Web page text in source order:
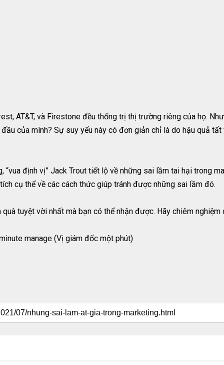
AT&T, và Firestone đều thống trị thị trường riêng của họ.
của mình? Sự suy yếu này có đơn giản chỉ là do hậu quả
“vua định vị” Jack Trout tiết lộ về những sai lầm tai hại trong
cụ thể về các cách thức giúp tránh được những sai lầm đó.
tuyệt vời nhất mà bạn có thể nhận được. Hãy chiêm nghiệm
manage (Vị giám đốc một phút)